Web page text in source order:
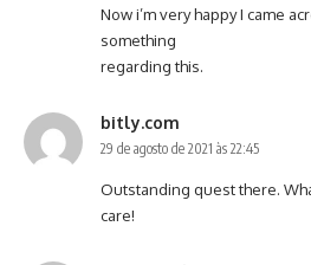
Now i’m very happy I came
something
regarding this.
bitly.com
29 de agosto de 2021 às 22:45
Outstanding quest there.
care!